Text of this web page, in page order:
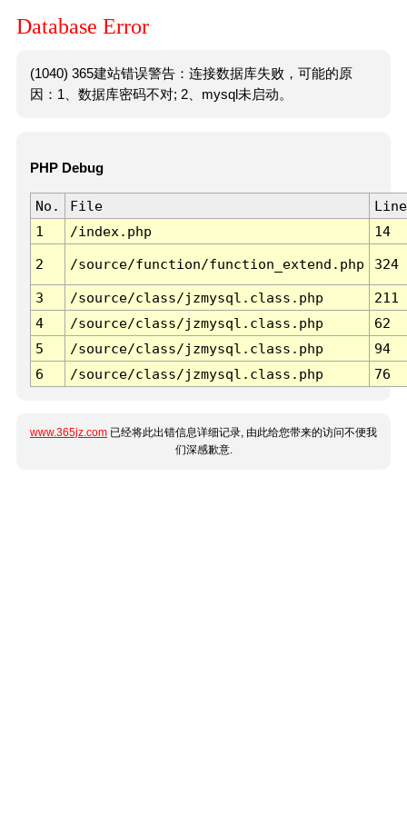
Database Error
(1040) 365建站错误警告：连接数据库失败，可能的原
因：1、数据库密码不对; 2、mysql未启动。
PHP Debug
No. File
Line
1
/index.php 14
2 /source/function/function_extend.php 324
3 /source/class/jzmysql.class.php
211
4
/source/class/jzmysql.class.php
62
5
/source/class/jzmysql.class.php
94
6
/source/class/jzmysql.class.php 76
www.365jz.com 已经将此出错信息详细记录, 由此给您带来的访问不便我
们深感歉意.